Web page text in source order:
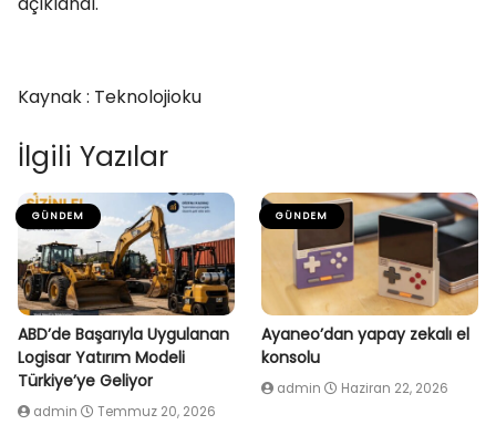
Kaynak : Teknolojioku
İlgili Yazılar
GÜNDEM
ABD’de Başarıyla Uygulanan
Logisar Yatırım Modeli
Türkiye’ye Geliyor
admin Temmuz 20, 2026
GÜNDEM
Ayaneo’dan yapay zekalı el
konsolu
admin Haziran 22, 2026